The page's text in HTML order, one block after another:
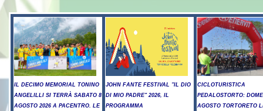
IL DECIMO MEMORIAL TONINO
ANGELILLI SI TERRÀ SABATO 8
AGOSTO 2026 A PACENTRO. LE
JOHN FANTE FESTIVAL "IL DIO
DI MIO PADRE" 2026, IL
PROGRAMMA
CICLOTURISTICA
PEDALOSTORTO:
AGOSTO TORTORETO